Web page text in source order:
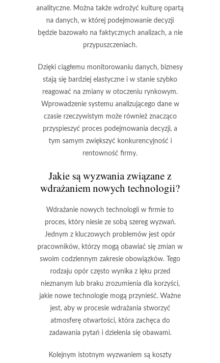
analityczne. Można także wdrożyć kulturę opartą
na danych, w której podejmowanie decyzji
będzie bazowało na faktycznych analizach, a nie
przypuszczeniach.
Dzięki ciągłemu monitorowaniu danych, biznesy
stają się bardziej elastyczne i w stanie szybko
reagować na zmiany w otoczeniu rynkowym.
Wprowadzenie systemu analizującego dane w
czasie rzeczywistym może również znacząco
przyspieszyć proces podejmowania decyzji, a
tym samym zwiększyć konkurencyjność i
rentowność firmy.
Jakie są wyzwania związane z
wdrażaniem nowych technologii?
Wdrażanie nowych technologii w firmie to
proces, który niesie ze sobą szereg wyzwań.
Jednym z kluczowych problemów jest opór
pracowników, którzy mogą obawiać się zmian w
swoim codziennym zakresie obowiązków. Tego
rodzaju opór często wynika z lęku przed
nieznanym lub braku zrozumienia dla korzyści,
jakie nowe technologie mogą przynieść. Ważne
jest, aby w procesie wdrażania stworzyć
atmosferę otwartości, która zachęca do
zadawania pytań i dzielenia się obawami.
Kolejnym istotnym wyzwaniem są koszty